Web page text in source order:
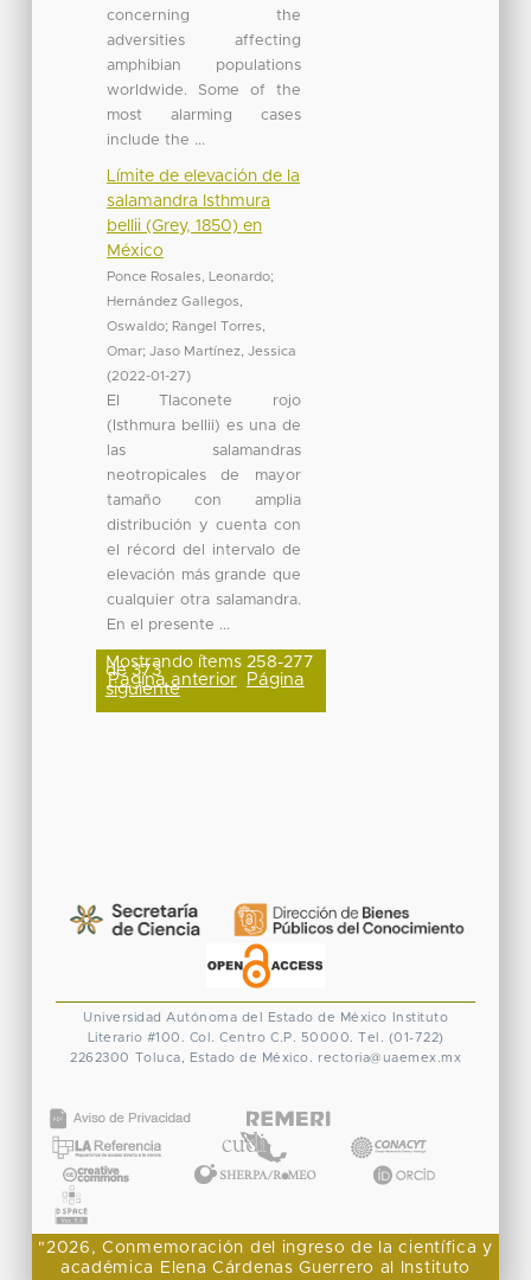
concerning the
adversities affecting
amphibian populations
worldwide. Some of the
most alarming cases
include the ...
Límite de elevación de la
salamandra Isthmura
bellii (Grey, 1850) en
México
Ponce Rosales, Leonardo;
Hernández Gallegos,
Oswaldo; Rangel Torres,
Omar; Jaso Martínez, Jessica
(2022-01-27)
El Tlaconete rojo
(Isthmura bellii) es una de
las salamandras
neotropicales de mayor
tamaño con amplia
distribución y cuenta con
el récord del intervalo de
elevación más grande que
cualquier otra salamandra.
En el presente ...
Mostrando ítems 258-277
de 373
Página anterior Página
siguiente
Universidad Autónoma del Estado de México
Instituto
Literario #100. Col. Centro C.P. 50000. Tel. (01-722)
2262300 Toluca, Estado de México. rectoria@uaemex.mx
"2026, Conmemoración del ingreso de la científica y
académica Elena Cárdenas Guerrero al Instituto